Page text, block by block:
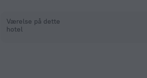
Værelse på dette
hotel